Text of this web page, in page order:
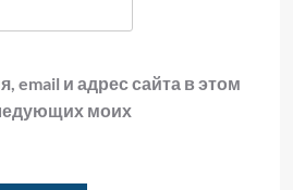
email и адрес сайта в этом
моих